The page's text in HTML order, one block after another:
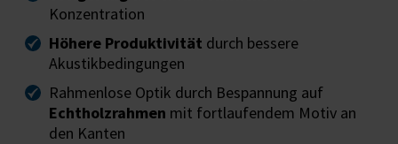
Konzentration
Höhere Produktivität durch bessere
Akustikbedingungen
Rahmenlose Optik durch Bespannung auf
Echtholzrahmen mit fortlaufendem Motiv an
den Kanten